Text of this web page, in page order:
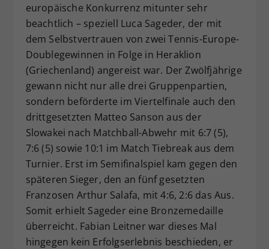
europäische Konkurrenz mitunter sehr
beachtlich – speziell Luca Sageder, der mit
dem Selbstvertrauen von zwei Tennis-Europe-
Doublegewinnen in Folge in Heraklion
(Griechenland) angereist war. Der Zwölfjährige
gewann nicht nur alle drei Gruppenpartien,
sondern beförderte im Viertelfinale auch den
drittgesetzten Matteo Sanson aus der
Slowakei nach Matchball-Abwehr mit 6:7 (5),
7:6 (5) sowie 10:1 im Match Tiebreak aus dem
Turnier. Erst im Semifinalspiel kam gegen den
späteren Sieger, den an fünf gesetzten
Franzosen Arthur Salafa, mit 4:6, 2:6 das Aus.
Somit erhielt Sageder eine Bronzemedaille
überreicht. Fabian Leitner war dieses Mal
hingegen kein Erfolgserlebnis beschieden, er